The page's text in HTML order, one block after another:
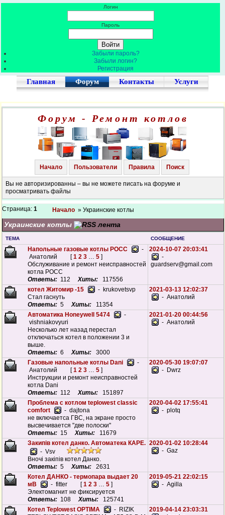
Логин
Пароль
Забыли пароль?
Забыли логин?
Регистрация
Главная Форум Контакты Услуги
Форум - Ремонт котлов
Начало Пользователи Правила Поиск
Вы не авторизированны – вы не можете писать на форуме и
просматривать файлы
Страница: 1 Начало » Украинские котлы
Украинские котлы
ТЕМА СООБЩЕНИЕ
Напольные газовые котлы РОСС
-
Анатолий
[1 2 3 … 5 ]
Обслуживание и ремонт неисправностей
котла РОСС
Ответы: 112Хиты: 117556
2024-10-07 20:03:41
-
guardserv@gmail.com
котел Житомир -15
- krukovetsvp
Стал гаснуть
Ответы: 5Хиты: 11354
2021-03-13 12:02:37
- Анатолий
Автоматика Honeywell 5474
-
vishniakovyuri
Несколько лет назад перестал
отключаться котел в положении 3 и
выше.
Ответы: 6Хиты: 3000
2021-01-20 00:44:56
- Анатолий
Газовые напольные котлы Dani
-
Анатолий
[1 2 3 … 5 ]
Инструкции и ремонт неисправностей
котла Dani
Ответы: 112Хиты: 151897
2020-05-30 19:07:07
- Dwrz
Проблема с котлом teplowest classic
comfort
- dajtona
не включаетса ГВС, на экране просто
высвечивается "две полоски"
Ответы: 15Хиты: 11679
2020-04-02 17:55:41
- plotq
Закипів котел данко. Автоматека КАРЕ.
- Vsv
Вночі закіпів котел Данко.
Ответы: 5Хиты: 2631
2020-01-02 10:28:44
- Gaz
Котел ДАНКО - термопара выдает 20
мВ
- fitter [1 2 3 … 5 ]
Электомагнит не фиксируется
Ответы: 108Хиты: 125741
2019-05-21 22:02:15
- Agilla
Котел Teplowest OPTIMA
- RIZIK
2019-04-14 23:03:31